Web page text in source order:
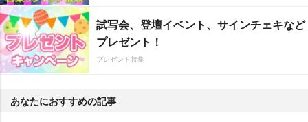
試写会、登壇イベント、サインチェキなど
プレゼント！
プレゼント特集
あなたにおすすめの記事